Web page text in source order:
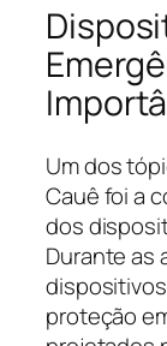
Um dos
Cauê foi a
dos
Durante as
proteção